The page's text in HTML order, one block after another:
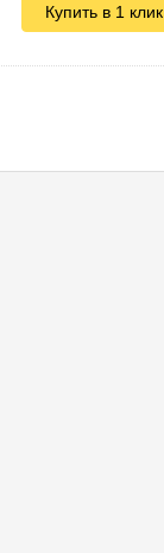
Купить в 1 клик